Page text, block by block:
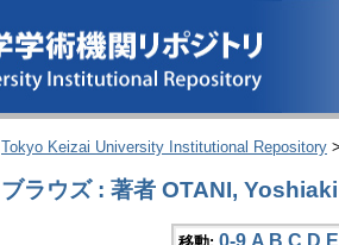
Tokyo Keizai University Institutional Repository
ブラウズ : 著者 OTANI, Yoshiaki